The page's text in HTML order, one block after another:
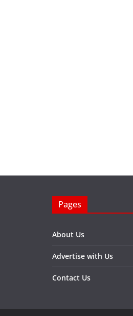
Pages
About Us
Advertise with Us
Contact Us